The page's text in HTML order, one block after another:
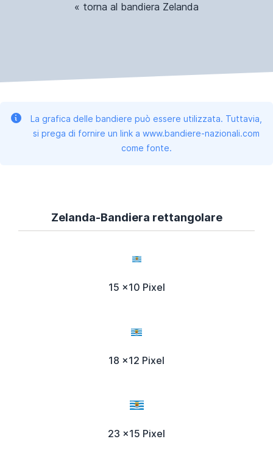
« torna al bandiera Zelanda
La grafica delle bandiere può essere utilizzata. Tuttavia,
si prega di fornire un link a www.bandiere-nazionali.com
come fonte.
Zelanda-Bandiera rettangolare
15 x10 Pixel
18 x12 Pixel
23 x15 Pixel